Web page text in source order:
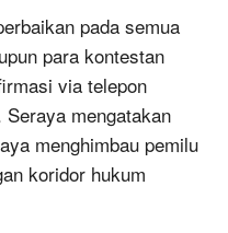
pada semua
para kontestan
via telepon
mengatakan
menghimbau pemilu
koridor hukum